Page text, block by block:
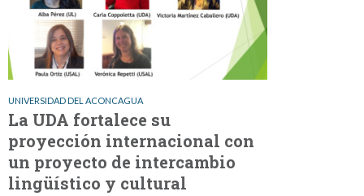
UNIVERSIDAD DEL ACONCAGUA
La UDA fortalece su
proyección internacional con
un proyecto de intercambio
lingüístico y cultural